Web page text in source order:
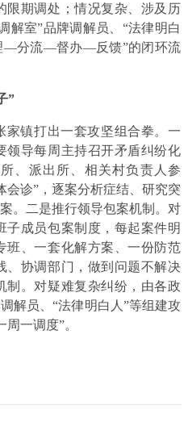
限期调处；情况复杂、涉及历
解室”品牌调解员、“法律明白
—分流—督办—反馈”的闭环流
”
家镇打出一套攻坚组合拳。一
领导每周主持召开矛盾纠纷化
、派出所、相关村负责人参
会诊”，逐案分析症结、研究突
。二是推行领导包案机制。对
子成员包案制度，每起案件明
班、一套化解方案、一份防范
、协调部门，做到问题不解决
制。对疑难复杂纠纷，由各政
解员、“法律明白人”等组建攻
一调度”。